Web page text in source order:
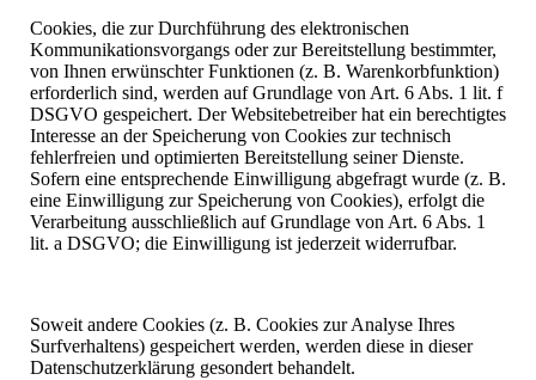
Cookies, die zur Durchführung des elektronischen
Kommunikationsvorgangs oder zur Bereitstellung bestimmter,
von Ihnen erwünschter Funktionen (z. B. Warenkorbfunktion)
erforderlich sind, werden auf Grundlage von Art. 6 Abs. 1 lit. f
DSGVO gespeichert. Der Websitebetreiber hat ein berechtigtes
Interesse an der Speicherung von Cookies zur technisch
fehlerfreien und optimierten Bereitstellung seiner Dienste.
Sofern eine entsprechende Einwilligung abgefragt wurde (z. B.
eine Einwilligung zur Speicherung von Cookies), erfolgt die
Verarbeitung ausschließlich auf Grundlage von Art. 6 Abs. 1
lit. a DSGVO; die Einwilligung ist jederzeit widerrufbar.
Soweit andere Cookies (z. B. Cookies zur Analyse Ihres
Surfverhaltens) gespeichert werden, werden diese in dieser
Datenschutzerklärung gesondert behandelt.